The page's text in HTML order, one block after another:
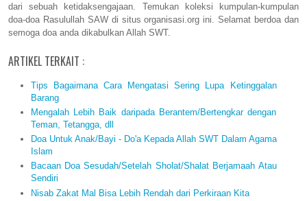
dari sebuah ketidaksengajaan. Temukan koleksi kumpulan-kumpulan
doa-doa Rasulullah SAW di situs organisasi.org ini. Selamat berdoa dan
semoga doa anda dikabulkan Allah SWT.
ARTIKEL TERKAIT :
Tips Bagaimana Cara Mengatasi Sering Lupa Ketinggalan
Barang
Mengalah Lebih Baik daripada Berantem/Bertengkar dengan
Teman, Tetangga, dll
Doa Untuk Anak/Bayi - Do'a Kepada Allah SWT Dalam Agama
Islam
Bacaan Doa Sesudah/Setelah Sholat/Shalat Berjamaah Atau
Sendiri
Nisab Zakat Mal Bisa Lebih Rendah dari Perkiraan Kita